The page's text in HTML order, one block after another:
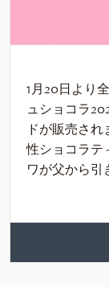
1月20日より
ュショコラ
ドが販売さ
性ショコラテ
ワが父から